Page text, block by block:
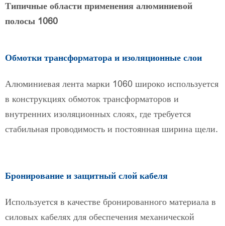
Типичные области применения алюминиевой
полосы 1060
Обмотки трансформатора и изоляционные слои
Алюминиевая лента марки 1060 широко используется
в конструкциях обмоток трансформаторов и
внутренних изоляционных слоях, где требуется
стабильная проводимость и постоянная ширина щели.
Бронирование и защитный слой кабеля
Используется в качестве бронированного материала в
силовых кабелях для обеспечения механической